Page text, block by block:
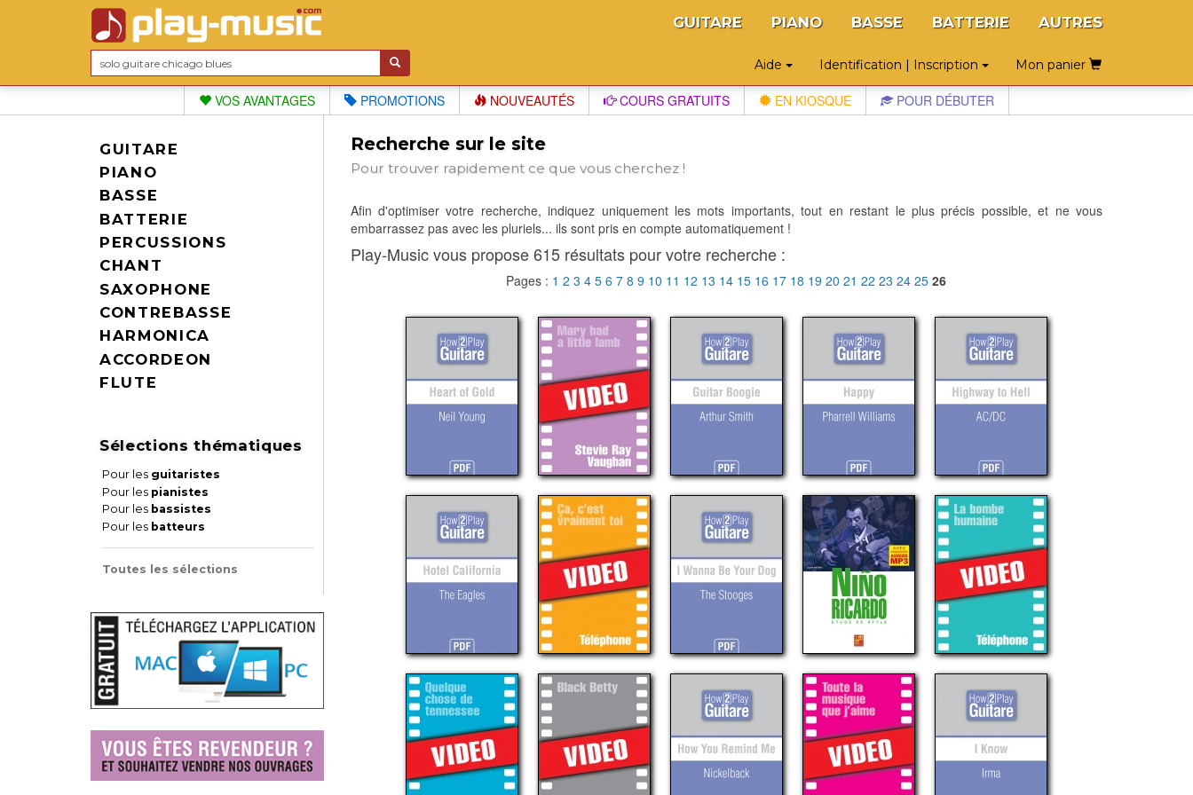
GUITARE PIANO BASSE BATTERIE AUTRES
Aide Identification | Inscription Mon panier
VOS AVANTAGES PROMOTIONS NOUVEAUTÉS COURS GRATUITS EN KIOSQUE POUR DÉBUTER
GUITARE
PIANO
BASSE
BATTERIE
PERCUSSIONS
CHANT
SAXOPHONE
CONTREBASSE
HARMONICA
ACCORDEON
FLUTE
Sélections thématiques
Pour les guitaristes
Pour les pianistes
Pour les bassistes
Pour les batteurs
Toutes les sélections
Recherche sur le site
Pour trouver rapidement ce que vous cherchez !
Afin d'optimiser votre recherche, indiquez uniquement les mots importants, tout en restant le plus précis possible, et ne vous
embarrassez pas avec les pluriels... ils sont pris en compte automatiquement !
Play-Music vous propose 615 résultats pour votre recherche :
Pages : 1 2 3 4 5 6 7 8 9 10 11 12 13 14 15 16 17 18 19 20 21 22 23 24 25 26